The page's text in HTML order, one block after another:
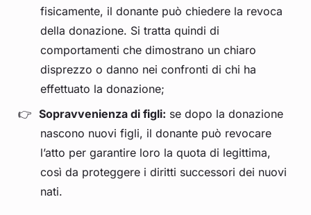
fisicamente, il donante può chiedere la revoca
della donazione. Si tratta quindi di
comportamenti che dimostrano un chiaro
disprezzo o danno nei confronti di chi ha
effettuato la donazione;
Sopravvenienza di figli: se dopo la donazione
nascono nuovi figli, il donante può revocare
l’atto per garantire loro la quota di legittima,
così da proteggere i diritti successori dei nuovi
nati.